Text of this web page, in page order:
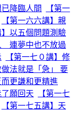
降臨人間
【第一
【第一六六講】親
】以五個問題測驗
連夢中也不放過
【第一七０講】修
做法就是「急」 要
而更謙和更精進
願回天
【第一七
【第一七五講】天